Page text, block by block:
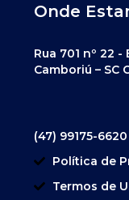
Onde
Rua 701 nº 22
Camboriú – SC
(47) 99175-6620
Política de
Termos de